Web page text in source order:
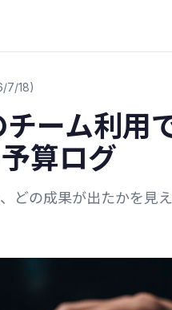
7/18)
ーム利用
算ログ
どの成果が出たかを見